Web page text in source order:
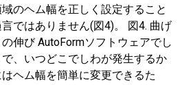
のヘム幅を正しく設定すること
ではありません(図4)。 図4. 曲げ
伸び AutoFormソフトウェアでし
、いつどこでしわが発生するか
ヘム幅を簡単に変更できるた